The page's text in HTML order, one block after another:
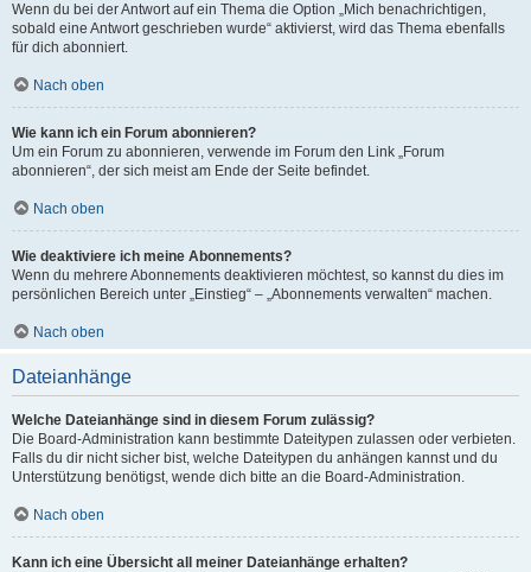
Wenn du bei der Antwort auf ein Thema die Option „Mich benachrichtigen,
sobald eine Antwort geschrieben wurde“ aktivierst, wird das Thema ebenfalls
für dich abonniert.
Nach oben
Wie kann ich ein Forum abonnieren?
Um ein Forum zu abonnieren, verwende im Forum den Link „Forum
abonnieren“, der sich meist am Ende der Seite befindet.
Nach oben
Wie deaktiviere ich meine Abonnements?
Wenn du mehrere Abonnements deaktivieren möchtest, so kannst du dies im
persönlichen Bereich unter „Einstieg“ – „Abonnements verwalten“ machen.
Nach oben
Dateianhänge
Welche Dateianhänge sind in diesem Forum zulässig?
Die Board-Administration kann bestimmte Dateitypen zulassen oder verbieten.
Falls du dir nicht sicher bist, welche Dateitypen du anhängen kannst und du
Unterstützung benötigst, wende dich bitte an die Board-Administration.
Nach oben
Kann ich eine Übersicht all meiner Dateianhänge erhalten?